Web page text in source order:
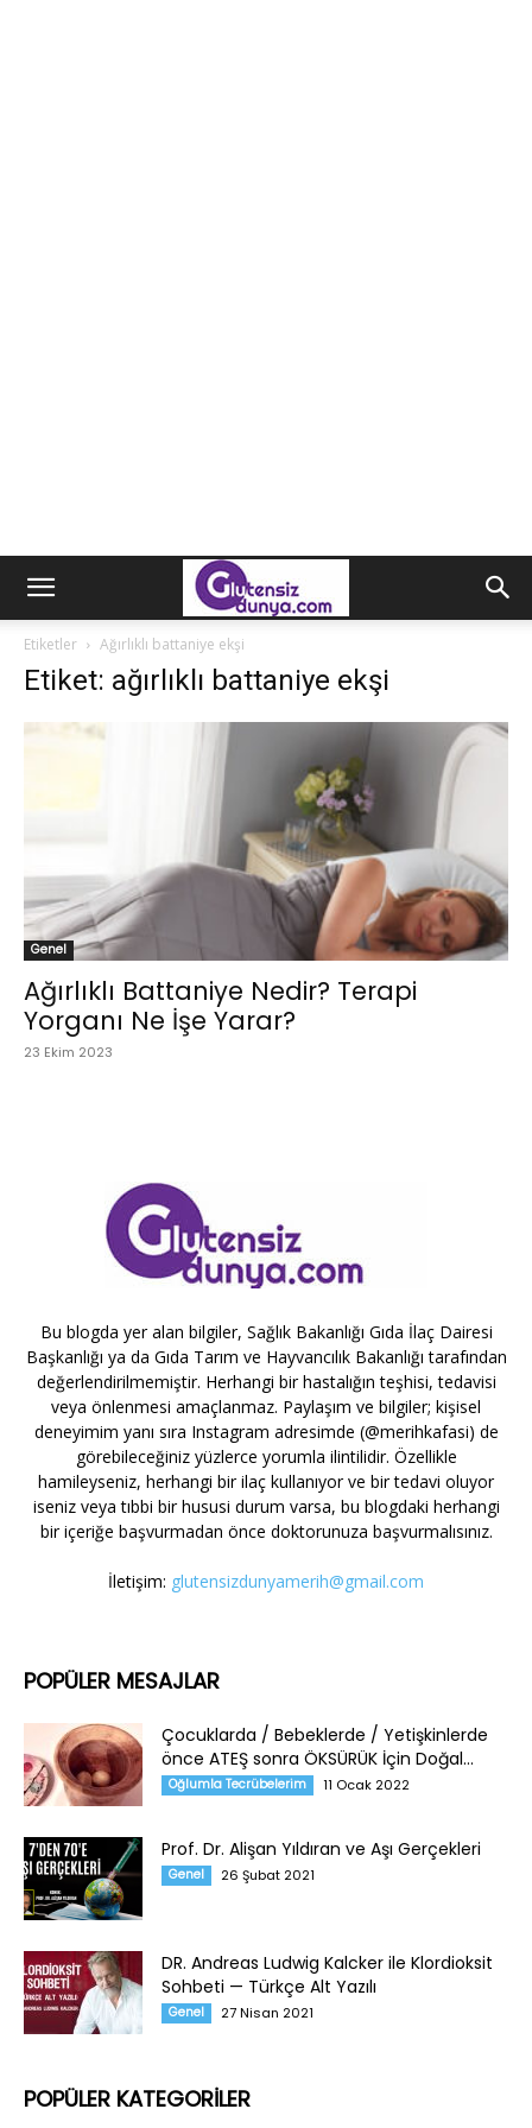
Etiketler Ağırlıklı battaniye ekşi
Etiket: ağırlıklı battaniye ekşi
Genel
Ağırlıklı Battaniye Nedir? Terapi
Yorganı Ne İşe Yarar?
23 Ekim 2023
Bu blogda yer alan bilgiler, Sağlık Bakanlığı Gıda İlaç Dairesi
Başkanlığı ya da Gıda Tarım ve Hayvancılık Bakanlığı tarafından
değerlendirilmemiştir. Herhangi bir hastalığın teşhisi, tedavisi
veya önlenmesi amaçlanmaz. Paylaşım ve bilgiler; kişisel
deneyimim yanı sıra Instagram adresimde (@merihkafasi) de
görebileceğiniz yüzlerce yorumla ilintilidir. Özellikle
hamileyseniz, herhangi bir ilaç kullanıyor ve bir tedavi oluyor
iseniz veya tıbbi bir hususi durum varsa, bu blogdaki herhangi
bir içeriğe başvurmadan önce doktorunuza başvurmalısınız.
İletişim: glutensizdunyamerih@gmail.com
POPÜLER MESAJLAR
Çocuklarda / Bebeklerde / Yetişkinlerde
önce ATEŞ sonra ÖKSÜRÜK İçin Doğal...
Oğlumla Tecrübelerim 11 Ocak 2022
Prof. Dr. Alişan Yıldıran ve Aşı Gerçekleri
Genel 26 Şubat 2021
DR. Andreas Ludwig Kalcker ile Klordioksit
Sohbeti — Türkçe Alt Yazılı
Genel 27 Nisan 2021
POPÜLER KATEGORİLER